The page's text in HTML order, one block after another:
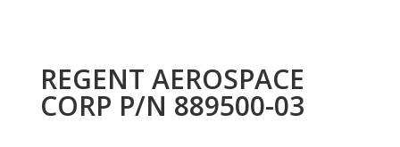
REGENT AEROSPACE
CORP P/N 889500-03